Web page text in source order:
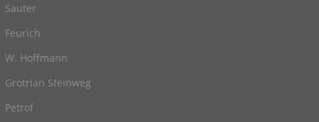
Sauter
Feurich
W. Hoffmann
Grotrian Steinweg
Petrof